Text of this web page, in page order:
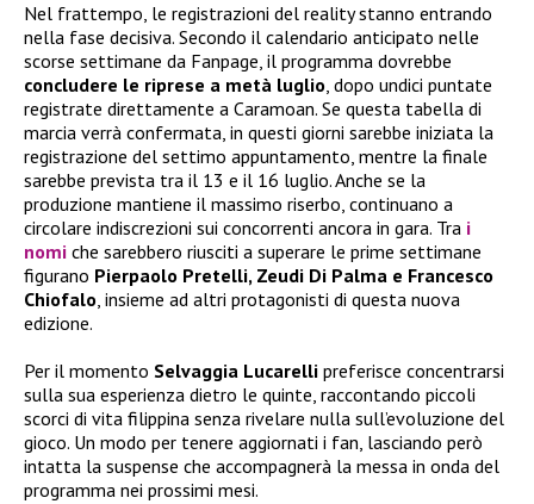
Nel frattempo, le registrazioni del reality stanno entrando
nella fase decisiva. Secondo il calendario anticipato nelle
scorse settimane da Fanpage, il programma dovrebbe
concludere le riprese a metà luglio, dopo undici puntate
registrate direttamente a Caramoan. Se questa tabella di
marcia verrà confermata, in questi giorni sarebbe iniziata la
registrazione del settimo appuntamento, mentre la finale
sarebbe prevista tra il 13 e il 16 luglio. Anche se la
produzione mantiene il massimo riserbo, continuano a
circolare indiscrezioni sui concorrenti ancora in gara. Tra i
nomi che sarebbero riusciti a superare le prime settimane
figurano Pierpaolo Pretelli, Zeudi Di Palma e Francesco
Chiofalo, insieme ad altri protagonisti di questa nuova
edizione.
Per il momento Selvaggia Lucarelli preferisce concentrarsi
sulla sua esperienza dietro le quinte, raccontando piccoli
scorci di vita filippina senza rivelare nulla sull’evoluzione del
gioco. Un modo per tenere aggiornati i fan, lasciando però
intatta la suspense che accompagnerà la messa in onda del
programma nei prossimi mesi.